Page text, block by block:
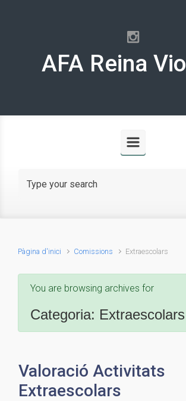
AFA Reina
Pàgina d'inici Comissions Extraescolars
You are browsing archives for
Categoria: Extraescolars
Valoració Activitats
Extraescolars